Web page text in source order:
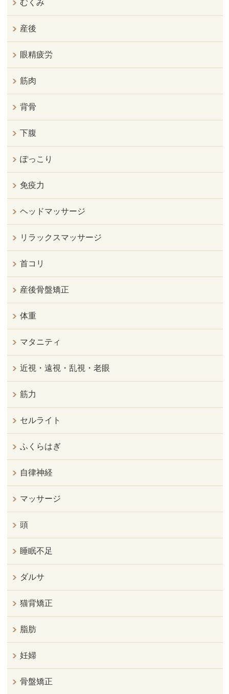
むくみ
産後
眼精疲労
筋肉
背骨
下腹
ぽっこり
免疫力
ヘッドマッサージ
リラックスマッサージ
首コリ
産後骨盤矯正
体重
マタニティ
近視・遠視・乱視・老眼
筋力
セルライト
ふくらはぎ
自律神経
マッサージ
頭
睡眠不足
ダルサ
猫背矯正
脂肪
妊婦
骨盤矯正